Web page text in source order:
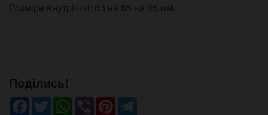
Розміри внутрішні: 63 на 65 на 85 мм.
Поділись!
Facebook
TwitterWhatsApp
ViberPinterest